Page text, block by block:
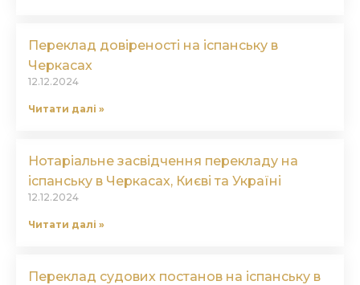
Переклад довіреності на іспанську в
Черкасах
12.12.2024
Читати далі »
Нотаріальне засвідчення перекладу на
іспанську в Черкасах, Києві та Україні
12.12.2024
Читати далі »
Переклад судових постанов на іспанську в